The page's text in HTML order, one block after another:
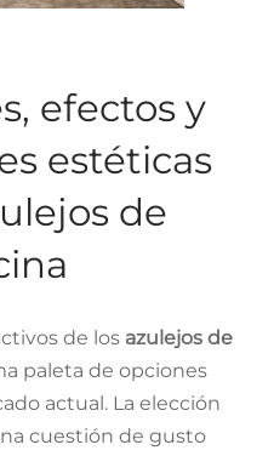
efectos y
estéticas
de
de los azulejos de
paleta de opciones
actual. La elección
cuestión de gusto